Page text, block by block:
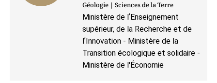
Géologie | Sciences de la Terre
Ministère de lʼEnseignement
supérieur, de la Recherche et de
lʼInnovation - Ministère de la
Transition écologique et solidaire -
Ministère de l'Économie